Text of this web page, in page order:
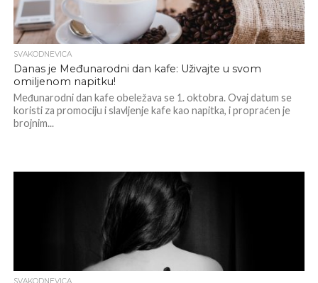
SVAKODNEVICA
Danas je Međunarodni dan kafe: Uživajte u svom
omiljenom napitku!
Međunarodni dan kafe obeležava se 1. oktobra. Ovaj datum se
koristi za promociju i slavljenje kafe kao napitka, i propraćen je
brojnim...